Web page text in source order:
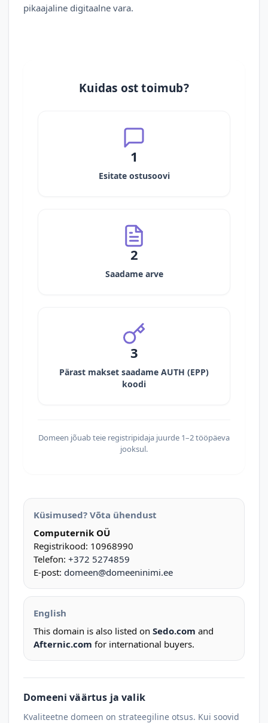
pikaajaline digitaalne vara.
Kuidas ost toimub?
1
Esitate ostusoovi
2
Saadame arve
3
Pärast makset saadame AUTH (EPP)
koodi
Domeen jõuab teie registripidaja juurde 1–2 tööpäeva
jooksul.
Küsimused? Võta ühendust
Computernik OÜ
Registrikood: 10968990
Telefon: +372 5274859
E-post: domeen@domeeninimi.ee
English
This domain is also listed on Sedo.com and
Afternic.com for international buyers.
Domeeni väärtus ja valik
Kvaliteetne domeen on strateegiline otsus. Kui soovid